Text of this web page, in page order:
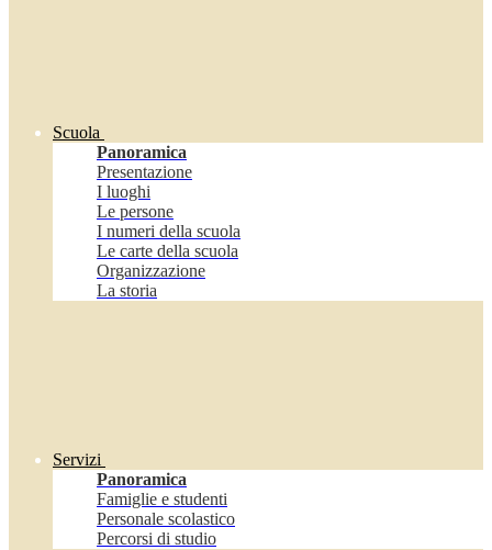
Scuola
Panoramica
Presentazione
I luoghi
Le persone
I numeri della scuola
Le carte della scuola
Organizzazione
La storia
Servizi
Panoramica
Famiglie e studenti
Personale scolastico
Percorsi di studio